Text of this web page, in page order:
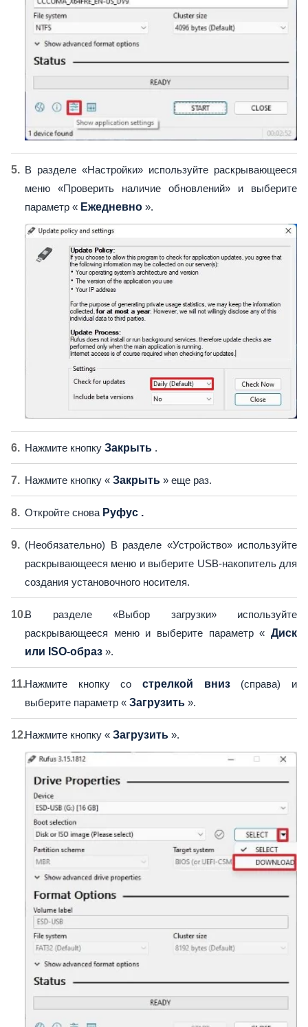
В разделе «Настройки» используйте раскрывающееся
меню «Проверить наличие обновлений» и выберите
параметр « Ежедневно ».
Нажмите кнопку Закрыть .
Нажмите кнопку « Закрыть » еще раз.
Откройте снова Руфус .
(Необязательно) В разделе «Устройство» используйте
раскрывающееся меню и выберите USB-накопитель для
создания установочного носителя.
В разделе «Выбор загрузки» используйте
раскрывающееся меню и выберите параметр « Диск
или ISO-образ ».
Нажмите кнопку со стрелкой вниз(справа) и
выберите параметр « Загрузить ».
Нажмите кнопку « Загрузить ».